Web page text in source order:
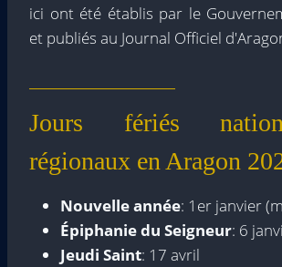
ici ont été établis par le
et publiés au Journal Officiel
Jours fériés
régionaux en Aragon
Nouvelle année: 1er janvier
Épiphanie du Seigneur: 6
Jeudi Saint: 17 avril